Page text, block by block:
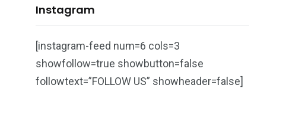
Instagram
[instagram-feed num=6 cols=3
showfollow=true showbutton=false
followtext=”FOLLOW US” showheader=false]